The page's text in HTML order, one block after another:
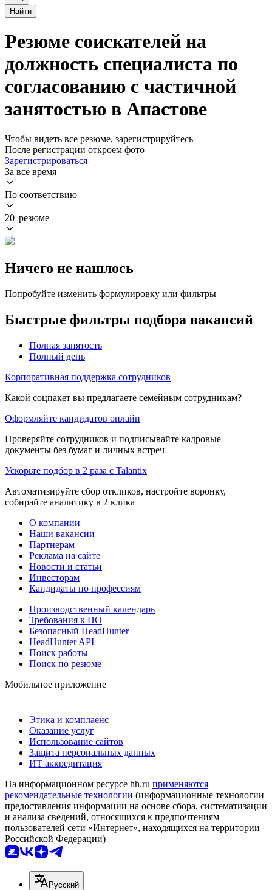
Найти
Резюме соискателей на
должность специалиста по
согласованию с частичной
занятостью в Апастове
Чтобы видеть все резюме, зарегистрируйтесь
После регистрации откроем фото
Зарегистрироваться
За всё время
По соответствию
20 резюме
Ничего не нашлось
Попробуйте изменить формулировку или фильтры
Быстрые фильтры подбора вакансий
Полная занятость
Полный день
Корпоративная поддержка сотрудников
Какой соцпакет вы предлагаете семейным сотрудникам?
Оформляйте кандидатов онлайн
Проверяйте сотрудников и подписывайте кадровые
документы без бумаг и личных встреч
Ускорьте подбор в 2 раза с Talantix
Автоматизируйте сбор откликов, настройте воронку,
собирайте аналитику в 2 клика
О компании
Наши вакансии
Партнерам
Реклама на сайте
Новости и статьи
Инвесторам
Кандидаты по профессиям
Производственный календарь
Требования к ПО
Безопасный HeadHunter
HeadHunter API
Поиск работы
Поиск по резюме
Мобильное приложение
Этика и комплаенс
Оказание услуг
Использование сайтов
Защита персональных данных
ИТ аккредитация
На информационном ресурсе hh.ru применяются
рекомендательные технологии (информационные технологии
предоставления информации на основе сбора, систематизации
и анализа сведений, относящихся к предпочтениям
пользователей сети «Интернет», находящихся на территории
Российской Федерации)
Русский